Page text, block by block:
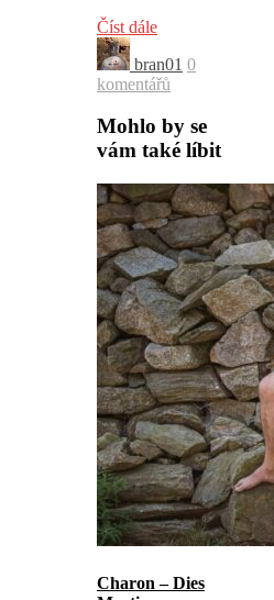
Číst dále
bran01 0
komentářů
Mohlo by se
vám také líbit
Charon – Dies